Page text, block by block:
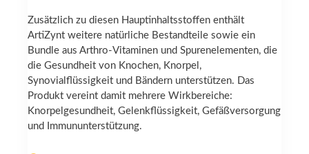
Zusätzlich zu diesen Hauptinhaltsstoffen enthält
ArtiZynt weitere natürliche Bestandteile sowie ein
Bundle aus Arthro-Vitaminen und Spurenelementen, die
die Gesundheit von Knochen, Knorpel,
Synovialflüssigkeit und Bändern unterstützen. Das
Produkt vereint damit mehrere Wirkbereiche:
Knorpelgesundheit, Gelenkflüssigkeit, Gefäßversorgung
und Immununterstützung.